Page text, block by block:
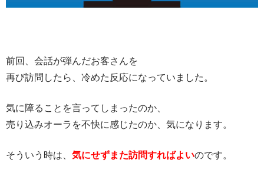
前回、会話が弾んだお客さんを
再び訪問したら、冷めた反応になっていました。
気に障ることを言ってしまったのか、
売り込みオーラを不快に感じたのか、気になります。
そういう時は、 気にせずまた訪問すればよいのです。